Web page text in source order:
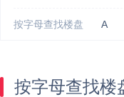
按字母查找楼盘 A
按字母查找楼